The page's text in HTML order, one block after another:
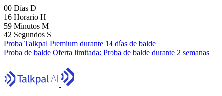
00 Días D
16 Horario H
59 Minutos M
41 Segundos S
Proba Talkpal Premium durante 14 días de balde
Proba de balde Oferta limitada: Proba de balde durante 2 semanas